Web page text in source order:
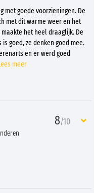
met goede voorzieningen. De
met dit warme weer en het
het heel draaglijk. De
goed, ze denken goed mee.
en er werd goed
meer
8/10